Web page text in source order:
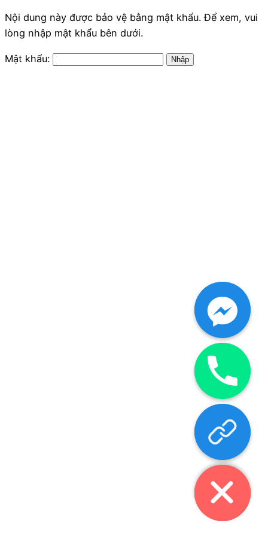
Nội dung này được bảo vệ bằng mật khẩu. Để xem, vui
lòng nhập mật khẩu bên dưới.
Mật khẩu:
Hide
chaty